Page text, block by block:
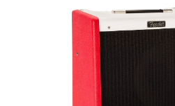
Toetsenbord & Piano
Synths & samplers
Home-studio